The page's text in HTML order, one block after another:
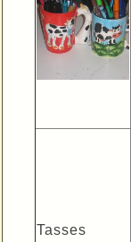
Tasses